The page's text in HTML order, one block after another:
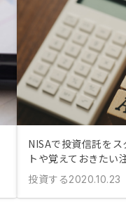
NISAで投資信託を
トや覚えておきたい
投資する2020.10.23